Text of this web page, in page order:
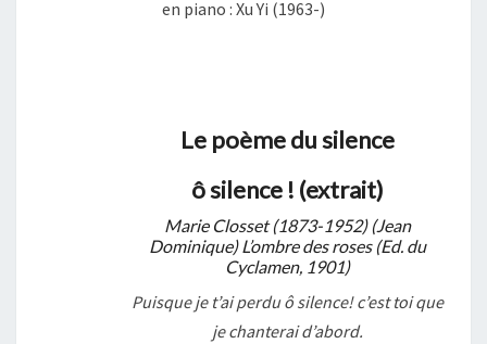
en piano : Xu Yi (1963-)
Le poème du silence
ô silence ! (extrait)
Marie Closset (1873-1952) (Jean
Dominique) L’ombre des roses (Ed. du
Cyclamen, 1901)
Puisque je t’ai perdu ô silence! c’est toi que
je chanterai d’abord.